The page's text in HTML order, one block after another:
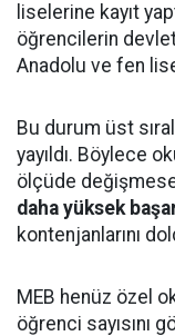
liselerine kayıt
öğrencilerin
Anadolu ve fen
Bu durum üst
yayıldı. Böylece
ölçüde
daha yüksek
kontenjanlarını
MEB henüz özel
öğrenci sayısını